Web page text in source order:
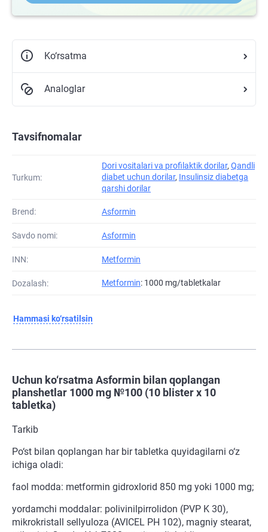
Ko‘rsatma
Analoglar
Tavsifnomalar
Turkum:
Dori vositalari va profilaktik dorilar, Qandli
diabet uchun dorilar, Insulinsiz diabetga
qarshi dorilar
Brend: Asformin
Savdo nomi: Asformin
INN: Metformin
Dozalash: Metformin: 1000 mg/tabletkalar
Hammasi ko‘rsatilsin
Uchun ko‘rsatma Asformin bilan qoplangan
planshetlar 1000 mg №100 (10 blister х 10
tabletka)
Tarkib
Po‘st bilan qoplangan har bir tabletka quyidagilarni o‘z
ichiga oladi:
faol modda: metformin gidroxlorid 850 mg yoki 1000 mg;
yordamchi moddalar: polivinilpirrolidon (PVP K 30),
mikrokristall sellyuloza (AVICEL PH 102), magniy stearat,